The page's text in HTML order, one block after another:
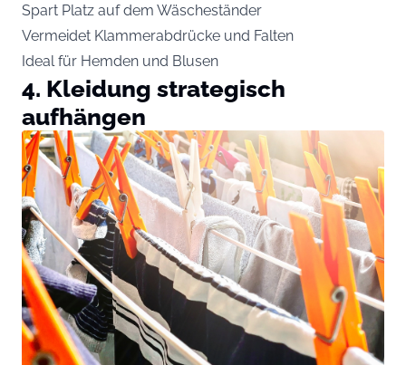
Spart Platz auf dem Wäscheständer
Vermeidet Klammerabdrücke und Falten
Ideal für Hemden und Blusen
4. Kleidung strategisch
aufhängen